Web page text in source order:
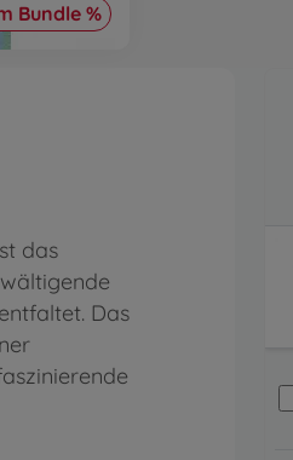
Bundle %
das
Das